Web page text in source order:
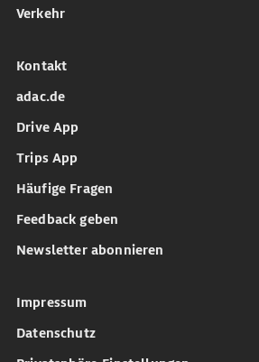
Verkehr
Kontakt
adac.de
Drive App
Trips App
Häufige Fragen
Feedback geben
Newsletter abonnieren
Impressum
Datenschutz